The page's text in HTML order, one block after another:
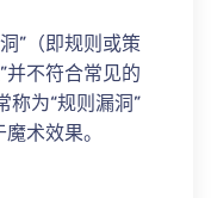
”（即规则或策
并不符合常见的
称为“规则漏洞”
术效果。